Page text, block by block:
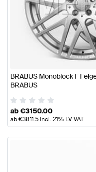
BRABUS Monoblock F
BRABUS
ab€3150.00
ab€3811.5incl. 21% LV VAT